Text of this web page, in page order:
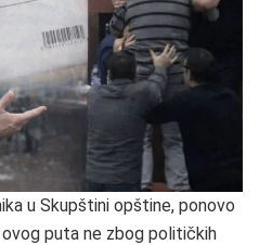
u Skupštini opštine, ponovo
puta ne zbog političkih